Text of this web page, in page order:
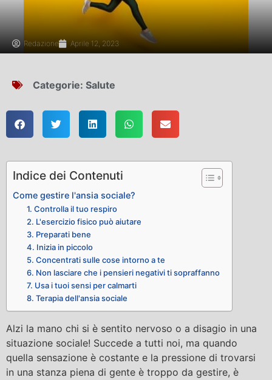
Redazione Aprile 12, 2023
Categorie: Salute
Indice dei Contenuti
Come gestire l'ansia sociale?
1. Controlla il tuo respiro
2. L'esercizio fisico può aiutare
3. Preparati bene
4. Inizia in piccolo
5. Concentrati sulle cose intorno a te
6. Non lasciare che i pensieri negativi ti sopraffanno
7. Usa i tuoi sensi per calmarti
8. Terapia dell'ansia sociale
Alzi la mano chi si è sentito nervoso o a disagio in una
situazione sociale! Succede a tutti noi, ma quando
quella sensazione è costante e la pressione di trovarsi
in una stanza piena di gente è troppo da gestire, è